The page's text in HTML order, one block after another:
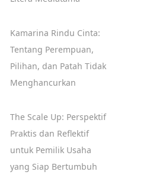
Kamarina Rindu Cinta:
Tentang Perempuan,
Pilihan, dan Patah Tidak
Menghancurkan
The Scale Up: Perspektif
Praktis dan Reflektif
untuk Pemilik Usaha
yang Siap Bertumbuh